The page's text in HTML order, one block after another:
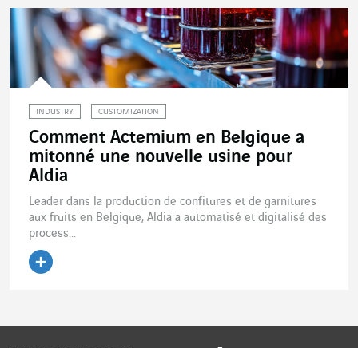
INDUSTRY CUSTOMIZATION
Comment Actemium en Belgique a
mitonné une nouvelle usine pour
Aldia
Leader dans la production de confitures et de garnitures
aux fruits en Belgique, Aldia a automatisé et digitalisé des
process...